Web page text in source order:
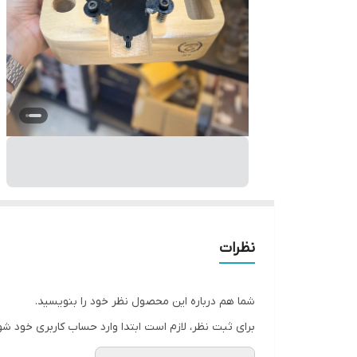
نظرات
شما هم درباره این محصول نظر خود را بنویسید.
برای ثبت نظر، لازم است ابتدا وارد حساب کاربری خود